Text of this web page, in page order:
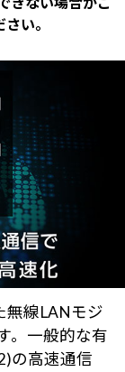
い。
無線LANモジ
。一般的な有
の高速通信